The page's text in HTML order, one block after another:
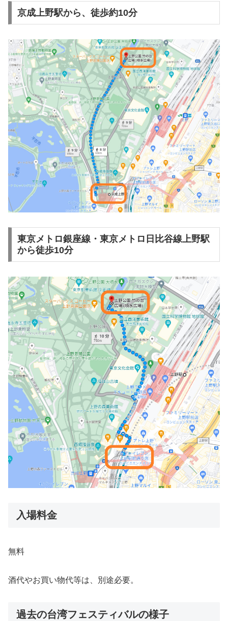
京成上野駅から、徒歩約10分
東京メトロ銀座線・東京メトロ日比谷線上野駅
から徒歩10分
入場料金
無料
酒代やお買い物代等は、別途必要。
過去の台湾フェスティバルの様子